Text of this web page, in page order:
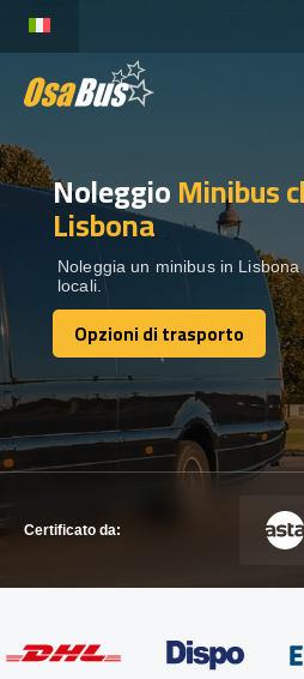
content
NOLEGGIO AUTOBUS
DESTINAZIONI
FLOTTA
METTITI IN CONTATTO
METTITI IN CONTATTO
NoleggioMinibus
Lisbona
Noleggia un minibus in
locali.
Opzioni di trasporto
Opzioni di trasporto
Certificato da: